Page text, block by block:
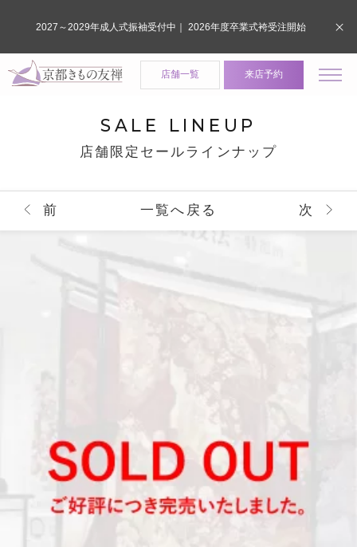
店舗一覧 来店予約
SALE LINEUP
店舗限定セールラインナップ
前 一覧へ戻る 次
2027～2029年成人式振袖受付中｜ 2026年度卒業式袴受注開始